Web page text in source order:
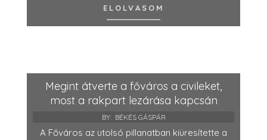
ELOLVASOM
Megint átverte a főváros a civileket,
most a rakpart lezárása kapcsán
BY: BÉKÉS GÁSPÁR
A Főváros az utolsó pillanatban kiüresítette a